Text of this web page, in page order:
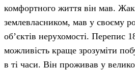
комфортного життя він мав.
землевласником, мав у своєму
об’єктів нерухомості. Перепис
можливість краще зрозуміти
в ті часи. Він проживав у